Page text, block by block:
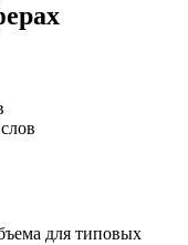
для типовых